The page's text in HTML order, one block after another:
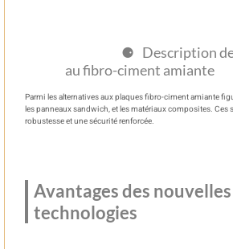
Description
au fibro-ciment amiante
Parmi les alternatives aux plaques fibro-ciment amiante
les panneaux sandwich, et les matériaux composites.
robustesse et une sécurité renforcée.
Avantages des nouvelles
technologies